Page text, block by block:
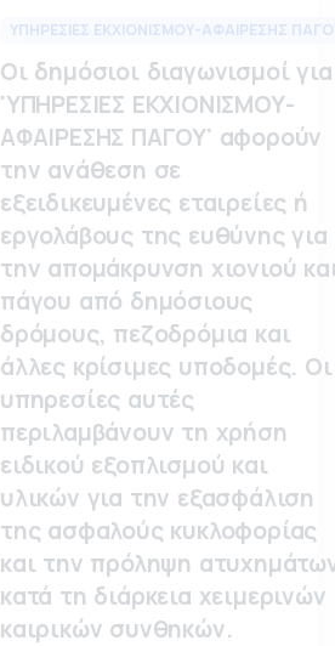
ΥΠΗΡΕΣΙΕΣ ΕΚΧΙΟΝΙΣΜΟΥ-ΑΦΑΙΡΕΣΗΣ
Οι δημόσιοι διαγωνισμοί για
'ΥΠΗΡΕΣΙΕΣ ΕΚΧΙΟΝΙΣΜΟΥ-
ΑΦΑΙΡΕΣΗΣ ΠΑΓΟΥ' αφορούν
την ανάθεση σε
εξειδικευμένες εταιρείες ή
εργολάβους της ευθύνης για
την απομάκρυνση χιονιού
πάγου από δημόσιους
δρόμους, πεζοδρόμια και
άλλες κρίσιμες υποδομές. Οι
υπηρεσίες αυτές
περιλαμβάνουν τη χρήση
ειδικού εξοπλισμού και
υλικών για την εξασφάλιση
της ασφαλούς κυκλοφορίας
και την πρόληψη
κατά τη διάρκεια χειμερινών
καιρικών συνθηκών.